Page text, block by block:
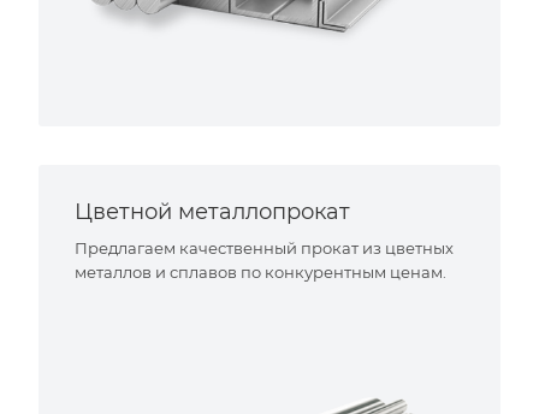
Цветной металлопрокат
Предлагаем качественный прокат из цветных
металлов и сплавов по конкурентным ценам.